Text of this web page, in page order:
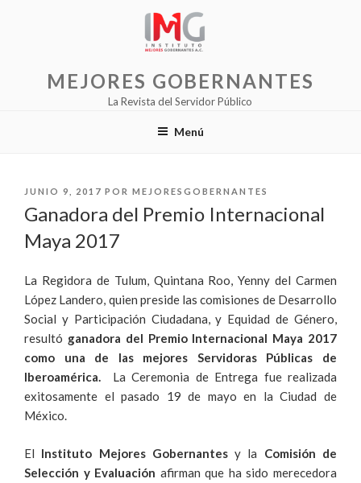
MEJORES GOBERNANTES
La Revista del Servidor Público
Menú
PUBLICADO
JUNIO 9, 2017 POR MEJORESGOBERNANTES
Ganadora del Premio Internacional
Maya 2017
La Regidora de Tulum, Quintana Roo, Yenny del Carmen
López Landero, quien preside las comisiones de Desarrollo
Social y Participación Ciudadana, y Equidad de Género,
resultó ganadora del Premio Internacional Maya 2017
como una de las mejores Servidoras Públicas de
Iberoamérica.
La Ceremonia de Entrega fue realizada
exitosamente el pasado 19 de mayo en la Ciudad de
México.
El Instituto Mejores Gobernantesy la Comisión de
Selección y Evaluación afirman que ha sido merecedora